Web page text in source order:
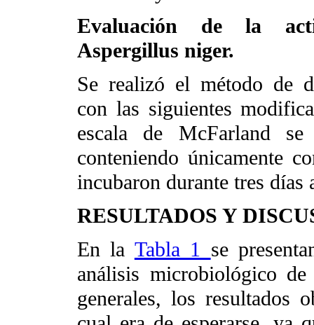
Evaluación de la
Aspergillus niger.
Se realizó el método de
con las siguientes
escala de McFarland
conteniendo únicamente
incubaron durante tres días
RESULTADOS Y
En la Tabla 1 se
análisis microbiológico
generales, los resultados